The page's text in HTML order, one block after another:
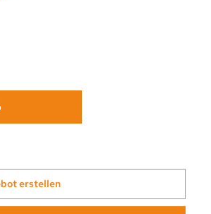
gewünschten Wert ein
erstellen